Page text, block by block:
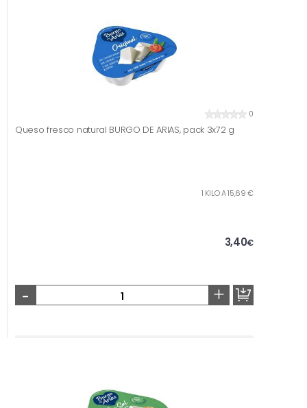
0
Queso fresco natural BURGO DE ARIAS, pack 3x72 g
1 KILO A 15,69 €
3,40€
- +